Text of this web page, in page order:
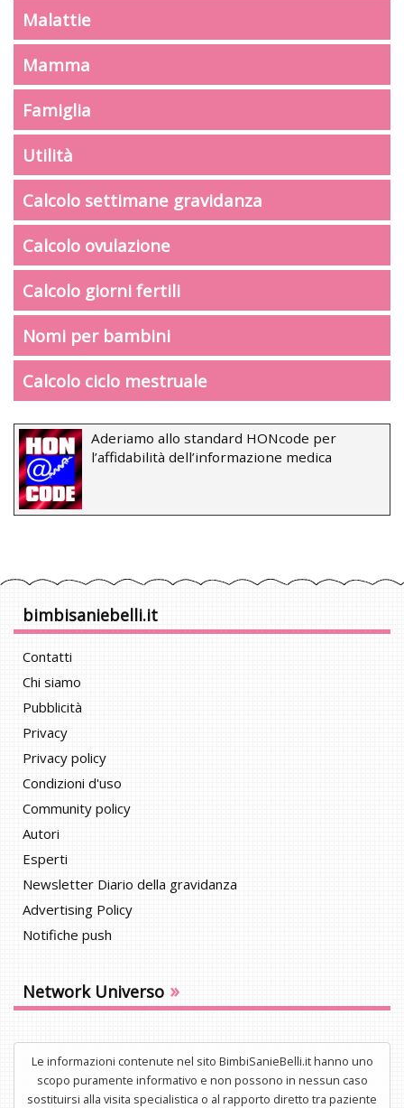
Malattie
Mamma
Famiglia
Utilità
Calcolo settimane gravidanza
Calcolo ovulazione
Calcolo giorni fertili
Nomi per bambini
Calcolo ciclo mestruale
Aderiamo allo standard HONcode per
l’affidabilità dell’informazione medica
bimbisaniebelli.it
Contatti
Chi siamo
Pubblicità
Privacy
Privacy policy
Condizioni d'uso
Community policy
Autori
Esperti
Newsletter Diario della gravidanza
Advertising Policy
Notifiche push
Network Universo »
Le informazioni contenute nel sito BimbiSanieBelli.it hanno uno
scopo puramente informativo e non possono in nessun caso
sostituirsi alla visita specialistica o al rapporto diretto tra paziente